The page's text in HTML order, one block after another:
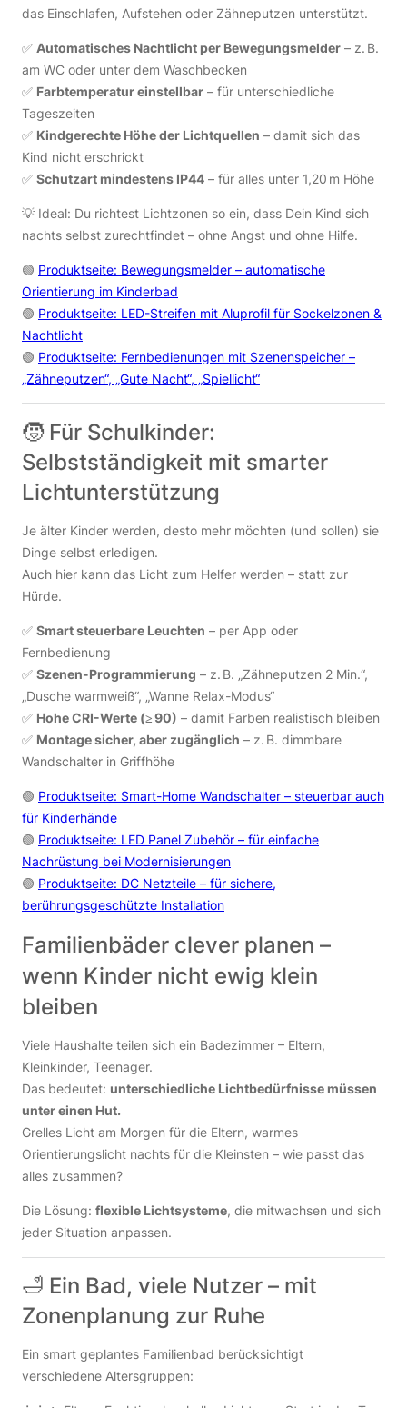
das Einschlafen, Aufstehen oder Zähneputzen unterstützt.
✅ Automatisches Nachtlicht per Bewegungsmelder – z. B.
am WC oder unter dem Waschbecken
✅ Farbtemperatur einstellbar – für unterschiedliche
Tageszeiten
✅ Kindgerechte Höhe der Lichtquellen – damit sich das
Kind nicht erschrickt
✅ Schutzart mindestens IP44 – für alles unter 1,20 m Höhe
💡 Ideal: Du richtest Lichtzonen so ein, dass Dein Kind sich
nachts selbst zurechtfindet – ohne Angst und ohne Hilfe.
🟢 Produktseite: Bewegungsmelder – automatische
Orientierung im Kinderbad
🟢 Produktseite: LED-Streifen mit Aluprofil für Sockelzonen &
Nachtlicht
🟢 Produktseite: Fernbedienungen mit Szenenspeicher –
„Zähneputzen“, „Gute Nacht“, „Spiellicht“
🧒 Für Schulkinder:
Selbstständigkeit mit smarter
Lichtunterstützung
Je älter Kinder werden, desto mehr möchten (und sollen) sie
Dinge selbst erledigen.
Auch hier kann das Licht zum Helfer werden – statt zur
Hürde.
✅ Smart steuerbare Leuchten – per App oder
Fernbedienung
✅ Szenen-Programmierung – z. B. „Zähneputzen 2 Min.“,
„Dusche warmweiß“, „Wanne Relax-Modus“
✅ Hohe CRI-Werte (≥ 90) – damit Farben realistisch bleiben
✅ Montage sicher, aber zugänglich – z. B. dimmbare
Wandschalter in Griffhöhe
🟢 Produktseite: Smart-Home Wandschalter – steuerbar auch
für Kinderhände
🟢 Produktseite: LED Panel Zubehör – für einfache
Nachrüstung bei Modernisierungen
🟢 Produktseite: DC Netzteile – für sichere,
berührungsgeschützte Installation
Familienbäder clever planen –
wenn Kinder nicht ewig klein
bleiben
Viele Haushalte teilen sich ein Badezimmer – Eltern,
Kleinkinder, Teenager.
Das bedeutet: unterschiedliche Lichtbedürfnisse müssen
unter einen Hut.
Grelles Licht am Morgen für die Eltern, warmes
Orientierungslicht nachts für die Kleinsten – wie passt das
alles zusammen?
Die Lösung: flexible Lichtsysteme, die mitwachsen und sich
jeder Situation anpassen.
🛁 Ein Bad, viele Nutzer – mit
Zonenplanung zur Ruhe
Ein smart geplantes Familienbad berücksichtigt
verschiedene Altersgruppen: